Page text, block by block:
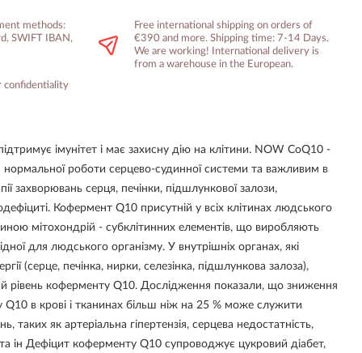
methods:
SWIFT IBAN,
Free international shipping on orders of
€390 and more. Shipping time: 7-14 Days.
We are working! International delivery is
from a warehouse in the European.
confidentiality
імунітет і має захисну дію на клітини. NOW CoQ10 -
роботи серцево-судинної системи та важливим в
захворювань серця, печінки, підшлункової залози,
Кофермент Q10 присутній у всіх клітинах людського
мітохондрій - субклітинних елементів, що виробляють
для людського організму. У внутрішніх органах, які
(серце, печінка, нирки, селезінка, підшлункова залоза),
рівень коферменту Q10. Дослідження показали, що зниження
Q10 в крові і тканинах більш ніж на 25 % може служити
таких як артеріальна гіпертензія, серцева недостатність,
ін Дефіцит коферменту Q10 супроводжує цукровий діабет,